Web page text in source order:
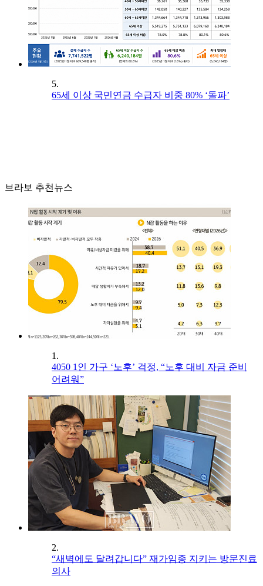
5.
65세 이상 국민연금 수급자 비중 80% ‘돌파’
브라보 추천뉴스
1.
4050 1인 가구 ‘노후’ 걱정, “노후 대비 자금 준비
어려워”
2.
“새벽에도 달려갑니다” 재가임종 지키는 방문진료
의사